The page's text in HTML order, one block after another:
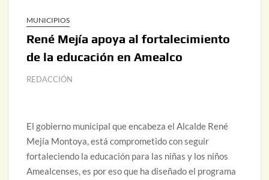
MUNICIPIOS
René Mejía apoya al fortalecimiento
de la educación en Amealco
REDACCIÓN
El gobierno municipal que encabeza el Alcalde René
Mejía Montoya, está comprometido con seguir
fortaleciendo la educación para las niñas y los niños
Amealcenses, es por eso que ha diseñado el programa